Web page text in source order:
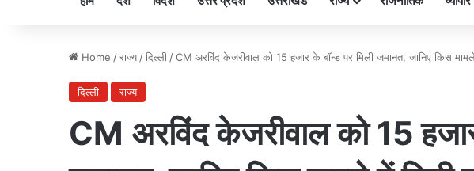
Home /राज्य /दिल्ली /CM अरविंद केजरीवाल को 15 हजार के बॉन्ड पर मिली जमानत, जानिए किस
दिल्ली राज्य
CM अरविंद केजरीवाल को 15